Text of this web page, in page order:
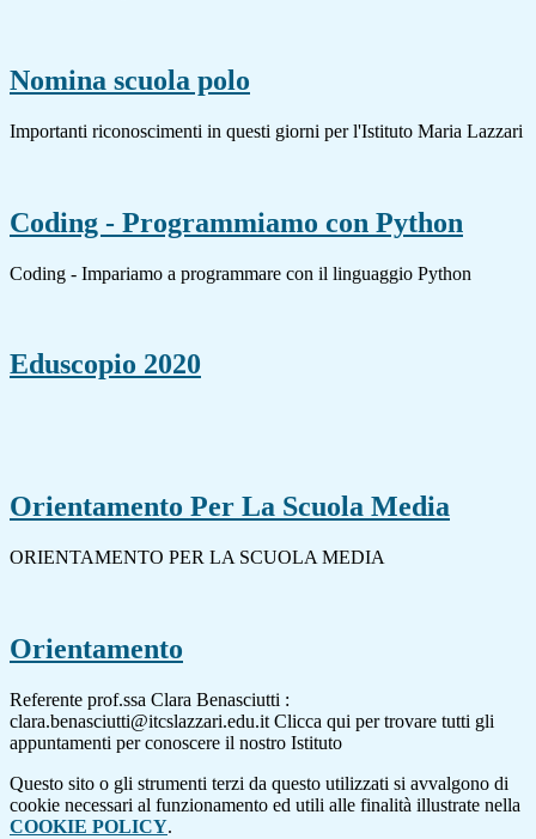
Nomina scuola polo
Importanti riconoscimenti in questi giorni per l'Istituto Maria Lazzari
Coding - Programmiamo con Python
Coding - Impariamo a programmare con il linguaggio Python
Eduscopio 2020
Orientamento Per La Scuola Media
ORIENTAMENTO PER LA SCUOLA MEDIA
Orientamento
Referente prof.ssa Clara Benasciutti :
clara.benasciutti@itcslazzari.edu.it Clicca qui per trovare tutti gli
appuntamenti per conoscere il nostro Istituto
Questo sito o gli strumenti terzi da questo utilizzati si avvalgono di
cookie necessari al funzionamento ed utili alle finalità illustrate nella
COOKIE POLICY.